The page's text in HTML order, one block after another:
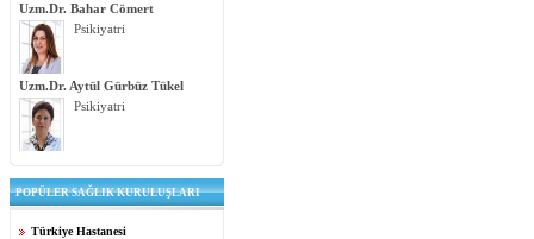
Uzm.Dr. Bahar Cömert
Psikiyatri
Uzm.Dr. Aytül Gürbüz Tükel
Psikiyatri
POPÜLER SAĞLIK KURULUŞLARI
Türkiye Hastanesi